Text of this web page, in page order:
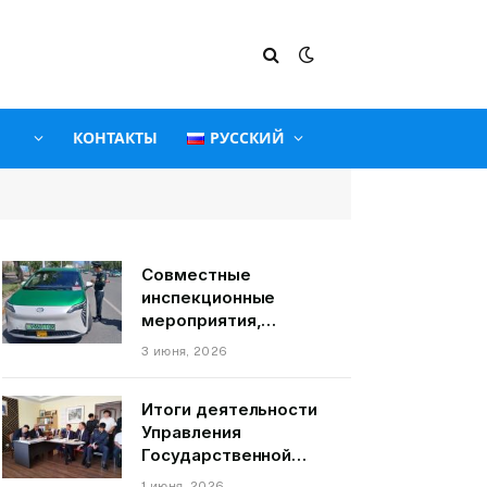
КОНТАКТЫ РУССКИЙ
Совместные
инспекционные
мероприятия,
связанные с
средствами на
территории города
Душанбе
3 июня, 2026
Итоги деятельности
Управления
Государственной
службы по надзору и